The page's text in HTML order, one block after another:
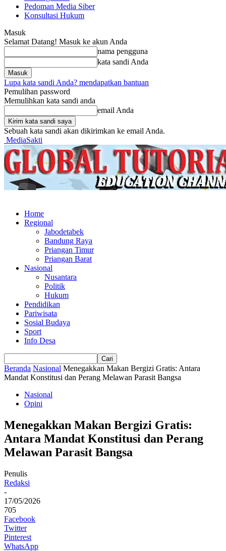
Pedoman Media Siber
Konsultasi Hukum
Masuk
Selamat Datang! Masuk ke akun Anda
nama pengguna
kata sandi Anda
Lupa kata sandi Anda? mendapatkan bantuan
Pemulihan password
Memulihkan kata sandi anda
email Anda
Sebuah kata sandi akan dikirimkan ke email Anda.
MediaSakti
Home
Regional
Jabodetabek
Bandung Raya
Priangan Timur
Priangan Barat
Nasional
Nusantara
Politik
Hukum
Pendidikan
Pariwisata
Sosial Budaya
Sport
Info Desa
Beranda Nasional Menegakkan Makan Bergizi Gratis: Antara
Mandat Konstitusi dan Perang Melawan Parasit Bangsa
Nasional
Opini
Menegakkan Makan Bergizi Gratis:
Antara Mandat Konstitusi dan Perang
Melawan Parasit Bangsa
Penulis
Redaksi
-
17/05/2026
705
Facebook
Twitter
Pinterest
WhatsApp